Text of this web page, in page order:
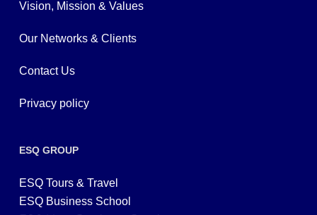
Vision, Mission & Values
Our Networks & Clients
Contact Us
Privacy policy
ESQ GROUP
ESQ Tours & Travel
ESQ Business School